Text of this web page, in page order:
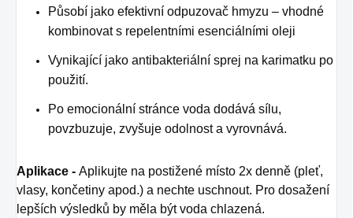
Působí jako efektivní odpuzovač hmyzu – vhodné
kombinovat s repelentními esenciálními oleji
Vynikající jako antibakteriální sprej na karimatku po
použití.
Po emocionální stránce voda dodává sílu,
povzbuzuje, zvyšuje odolnost a vyrovnává.
Aplikace - Aplikujte na postižené místo 2x denně (pleť,
vlasy, končetiny apod.) a nechte uschnout. Pro dosažení
lepších výsledků by měla být voda chlazená.